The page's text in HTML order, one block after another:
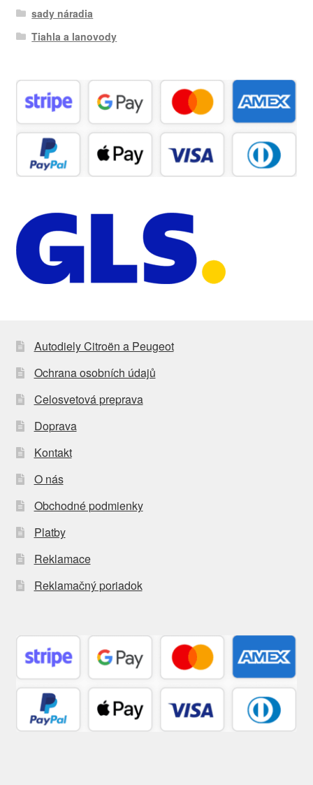
sady náradia
Tiahla a lanovody
Autodiely Citroën a Peugeot
Ochrana osobních údajů
Celosvetová preprava
Doprava
Kontakt
O nás
Obchodné podmienky
Platby
Reklamace
Reklamačný poriadok